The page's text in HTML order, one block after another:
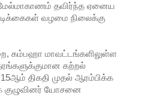
தவிர்ந்த ஏனைய
வழமை நிலைக்கு
கம்பஹா மாவட்டங்களிலுள்ள
கற்றல்
திகதி முதல் ஆரம்பிக்க
குழுவினர் யோசனை